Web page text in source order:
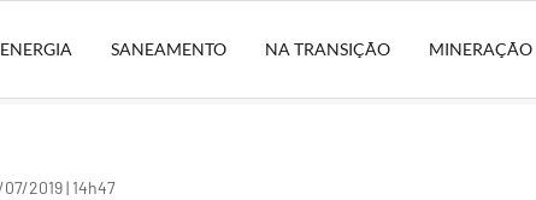
ENERGIA SANEAMENTO NA TRANSIÇÃO MINERAÇÃO
07/2019 | 14h47